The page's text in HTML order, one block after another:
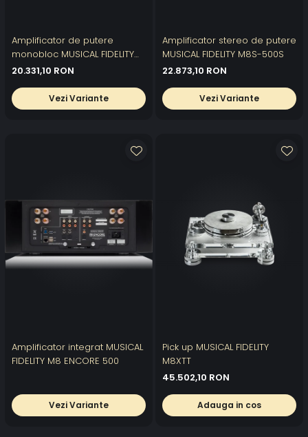
Amplificator de putere
monobloc MUSICAL FIDELITY
M8S-700M
20.331,10 RON
Vezi Variante
Amplificator stereo de putere
MUSICAL FIDELITY M8S-500S
22.873,10 RON
Vezi Variante
Amplificator integrat MUSICAL
FIDELITY M8 ENCORE 500
Vezi Variante
Pick up MUSICAL FIDELITY
M8XTT
45.502,10 RON
Adauga in cos